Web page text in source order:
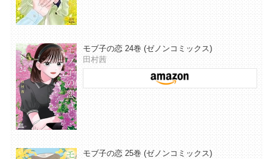
モブ子の恋 24巻 (ゼノンコミックス)
田村茜
モブ子の恋 25巻 (ゼノンコミックス)